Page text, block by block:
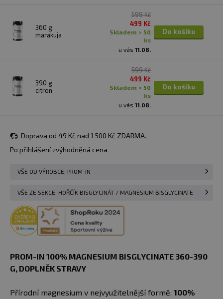
360 g
marakuja
599 Kč
499 Kč
skladem > 50
ks
u vás 11.08.
Do košíku
390 g
citron
599 Kč
499 Kč
skladem > 50
ks
u vás 11.08.
Do košíku
Doprava od 49 Kč nad 1 500 Kč ZDARMA.
Po přihlášenízvýhodněná cena
VŠE OD VÝROBCE: PROM-IN
VŠE ZE SEKCE: HOŘČÍK BISGLYCINÁT / MAGNESIUM BISGLYCINATE
PROM-IN 100% MAGNESIUM BISGLYCINATE 360-390
G, DOPLNĚK STRAVY
Přírodní magnesium v nejvyužitelnější formě. 100%